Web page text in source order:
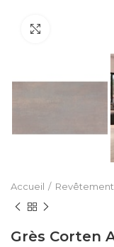
Accueil Revêtement
Grès Corten